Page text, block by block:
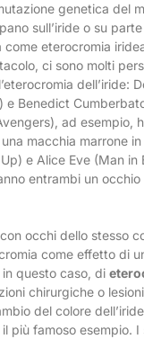
genetica del
sull’iride o su
come eterocromia
ci sono molti
dell’iride:
e Benedict
ad esempio,
macchia marrone
e Alice Eve (Man in
entrambi un occhio
occhi dello stesso
come effetto di
questo caso, di
chirurgiche o
del colore
più famoso esempio.